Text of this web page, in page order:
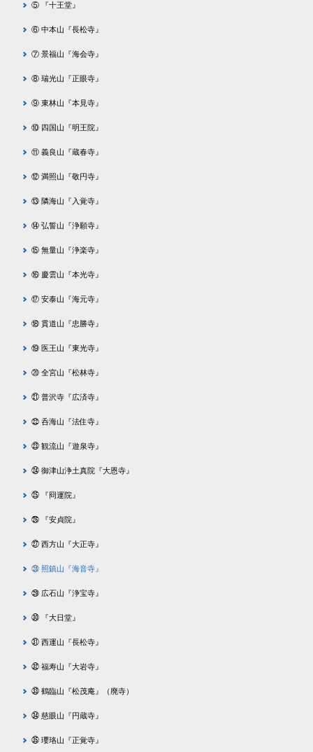
⑤ 『十王堂』
⑥ 中本山『長松寺』
⑦ 景福山『海会寺』
⑧ 瑞光山『正眼寺』
⑨ 東林山『本見寺』
⑩ 四国山『明王院』
⑪ 義良山『蔵春寺』
⑫ 満照山『敬円寺』
⑬ 隣海山『入覚寺』
⑭ 弘誓山『浄願寺』
⑮ 無量山『浄楽寺』
⑯ 慶雲山『本光寺』
⑰ 安泰山『海元寺』
⑱ 貫道山『忠勝寺』
⑲ 医王山『東光寺』
⑳ 全宮山『松林寺』
㉑ 普沢寺『広済寺』
㉒ 呑海山『法住寺』
㉓ 観流山『遊泉寺』
㉔ 御津山浄土真院『大恩寺』
㉕ 『冏運院』
㉖ 『安貞院』
㉗ 西方山『大正寺』
㉘ 照鎮山『海音寺』
㉙ 広石山『浄宝寺』
㉚ 『大日堂』
㉛ 西運山『長松寺』
㉜ 福寿山『大岩寺』
㉝ 鶴臨山『松茂庵』（廃寺）
㉞ 慈眼山『円蔵寺』
㉟ 瓔珞山『正覚寺』